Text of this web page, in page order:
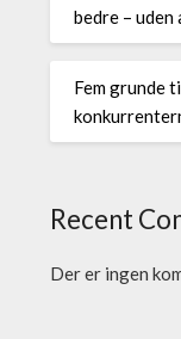
bedre –
Fem grunde
Recent
Der er ingen